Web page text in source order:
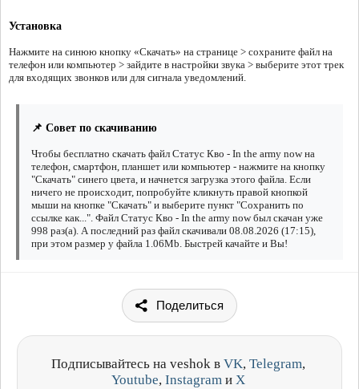
Установка
Нажмите на синюю кнопку «Скачать» на странице > сохраните файл на
телефон или компьютер > зайдите в настройки звука > выберите этот трек
для входящих звонков или для сигнала уведомлений.
📌 Совет по скачиванию
Чтобы бесплатно скачать файл Статус Кво - In the army now на
телефон, смартфон, планшет или компьютер - нажмите на кнопку
"Скачать" синего цвета, и начнется загрузка этого файла. Если
ничего не происходит, попробуйте кликнуть правой кнопкой
мыши на кнопке "Скачать" и выберите пункт "Сохранить по
ссылке как...". Файл Статус Кво - In the army now был скачан уже
998 раз(а). А последний раз файл скачивали 08.08.2026 (17:15),
при этом размер у файла 1.06Mb. Быстрей качайте и Вы!
Поделиться
Подписывайтесь на veshok в VK, Telegram,
Youtube, Instagram и X